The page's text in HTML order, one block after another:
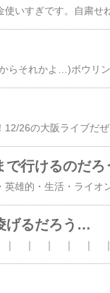
で行けるのだ
げるだろう…